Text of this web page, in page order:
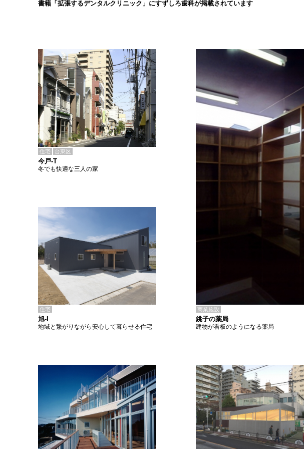
書籍「拡張するデンタルクリニック」にすずしろ歯科が掲載されています
住宅 台東区
今戸-T
冬でも快適な三人の家
住宅
旭-I
地域と繋がりながら安心して暮らせる住宅
商業施設
銚子の薬局
建物が看板のようになる薬局